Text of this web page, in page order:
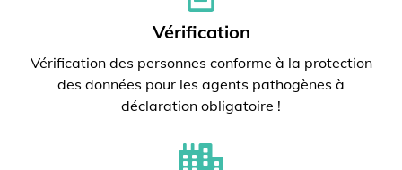
Vérification
Vérification des personnes conforme à la protection
des données pour les agents pathogènes à
déclaration obligatoire !